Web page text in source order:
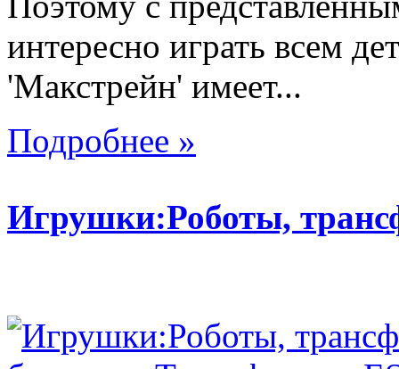
интересно играть всем
'Макстрейн' имеет...
Подробнее »
Игрушки:Роботы,